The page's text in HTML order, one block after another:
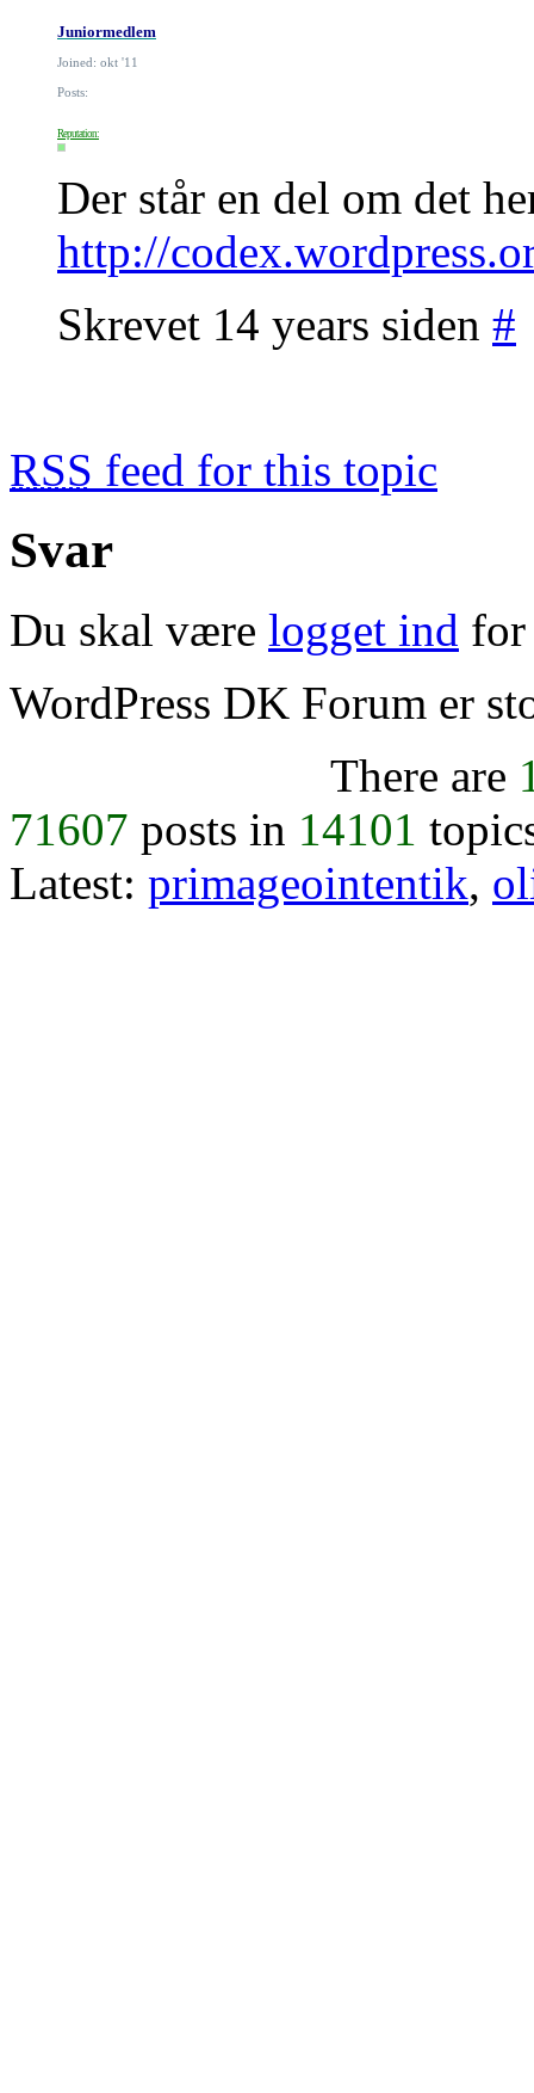
Juniormedlem
Joined: okt '11
Posts:
Reputation:
Der står en del om det
http://
Skrevet 14 years siden #
RSS feed for this topic
Svar
Du skal være logget ind for
WordPress DK Forum er
There are
71607 posts in 14101
Latest: primageointentik,